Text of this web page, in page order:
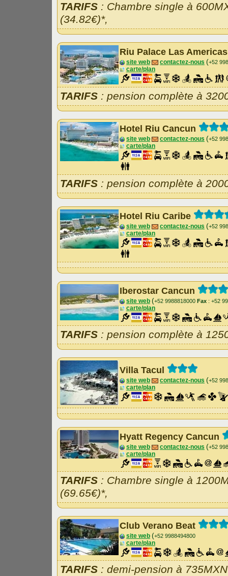
TARIFS : Chambre single à
(34.82€)*,
Riu Palace Las
site web contactez-nous (+52
carte/plan
TARIFS : pension complète à
Hotel Riu Cancun
site web contactez-nous (+52
carte/plan
TARIFS : pension complète à
Hotel Riu Caribe
site web contactez-nous (+52
carte/plan
Iberostar Cancun
site web (+52 9988818000 Fax : +52
carte/plan
TARIFS : pension complète à
Villa Tacul
site web contactez-nous (+52
carte/plan
Hyatt Regency Cancun
site web contactez-nous (+52
carte/plan
TARIFS : Chambre single à
(69.65€)*,
Club Verano Beat
site web (+52 9988494800
carte/plan
TARIFS : demi-pension à